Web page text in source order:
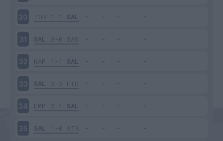
30 TOR 1-1 SAL
31 SAL 3-0 SAS
32 NAP 1-1 SAL
33 SAL 3-3 FIO
34 EMP 2-1 SAL
35 SAL 1-0 ATA